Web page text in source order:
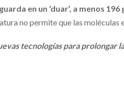
en un ‘duar’, a menos
no permite que las moléculas
tecnologías para prolongar